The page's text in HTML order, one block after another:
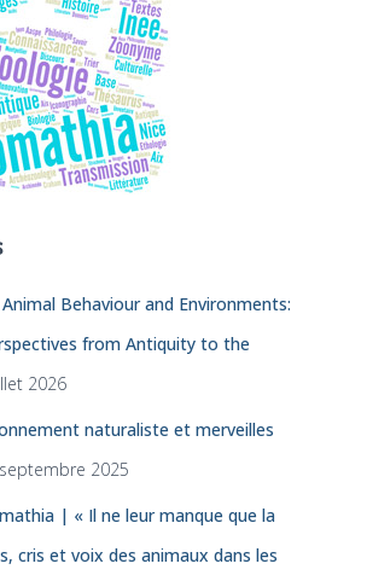
Behaviour and Environments:
from Antiquity to the
2026
naturaliste et merveilles
2025
| « Il ne leur manque que la
cris et voix des animaux dans les